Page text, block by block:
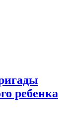
ребенка